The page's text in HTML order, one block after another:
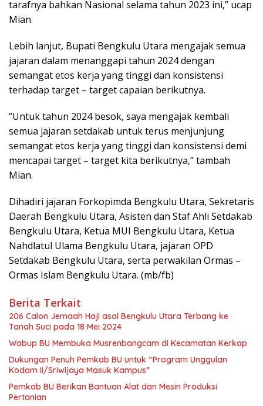
tarafnya bahkan Nasional selama tahun 2023 ini,” ucap
Mian.
Lebih lanjut, Bupati Bengkulu Utara mengajak semua
jajaran dalam menanggapi tahun 2024 dengan
semangat etos kerja yang tinggi dan konsistensi
terhadap target – target capaian berikutnya.
“Untuk tahun 2024 besok, saya mengajak kembali
semua jajaran setdakab untuk terus menjunjung
semangat etos kerja yang tinggi dan konsistensi demi
mencapai target – target kita berikutnya,” tambah
Mian.
Dihadiri jajaran Forkopimda Bengkulu Utara, Sekretaris
Daerah Bengkulu Utara, Asisten dan Staf Ahli Setdakab
Bengkulu Utara, Ketua MUI Bengkulu Utara, Ketua
Nahdlatul Ulama Bengkulu Utara, jajaran OPD
Setdakab Bengkulu Utara, serta perwakilan Ormas –
Ormas Islam Bengkulu Utara. (mb/fb)
Berita Terkait
206 Calon Jemaah Haji asal Bengkulu Utara Terbang ke
Tanah Suci pada 18 Mei 2024
Wabup BU Membuka Musrenbangcam di Kecamatan Kerkap
Dukungan Penuh Pemkab BU untuk “Program Unggulan
Kodam II/Sriwijaya Masuk Kampus”
Pemkab BU Berikan Bantuan Alat dan Mesin Produksi
Pertanian